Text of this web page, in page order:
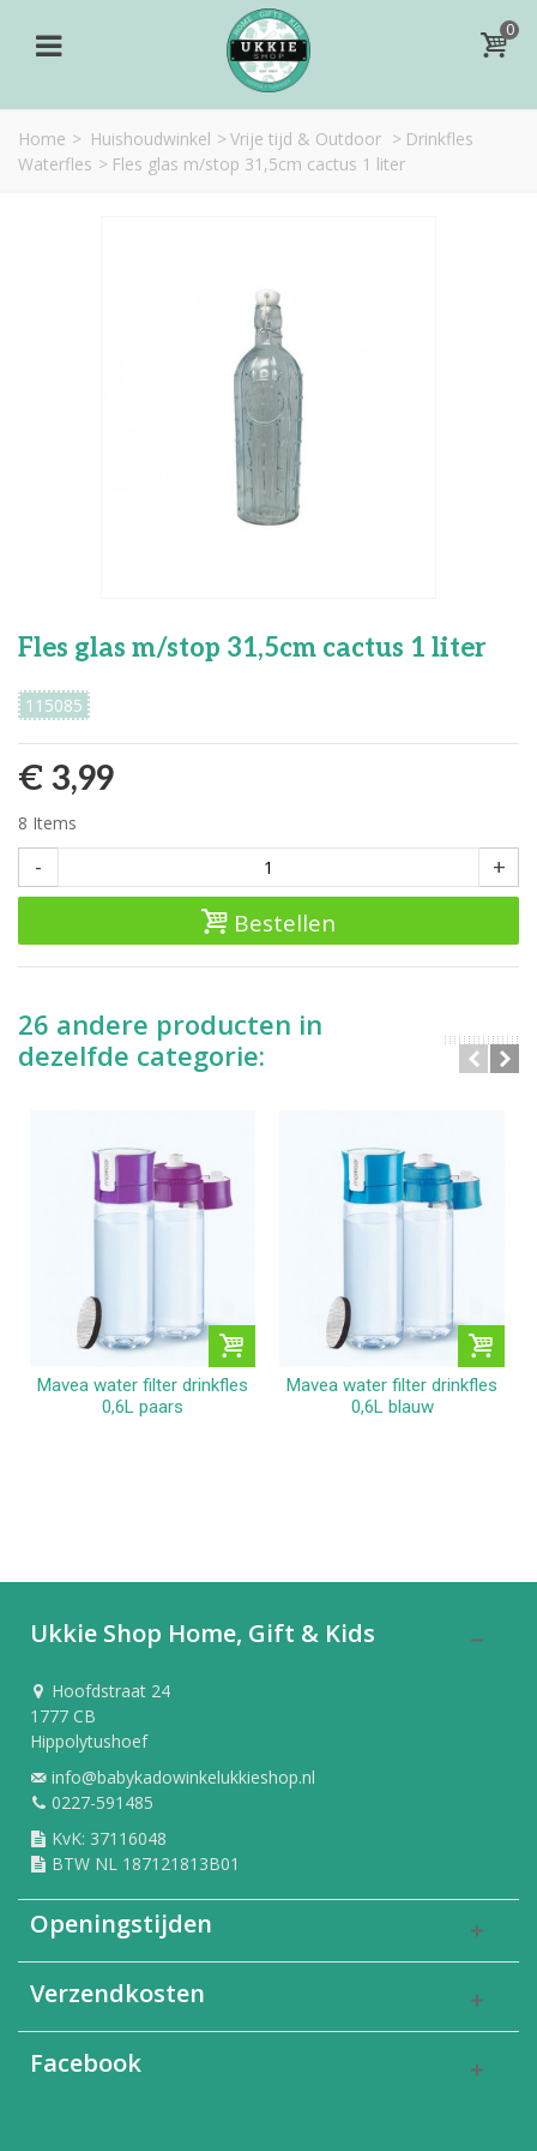
0
Home > Huishoudwinkel > Vrije tijd & Outdoor > Drinkfles
Waterfles > Fles glas m/stop 31,5cm cactus 1 liter
Fles glas m/stop 31,5cm cactus 1 liter
115085
€ 3,99
8 Items
- +
Bestellen
26 andere producten in
dezelfde categorie:
Mavea water filter drinkfles
0,6L paars
Mavea water filter drinkfles
0,6L blauw
Ukkie Shop Home, Gift & Kids
Hoofdstraat 24
1777 CB
Hippolytushoef
info@babykadowinkelukkieshop.nl
0227-591485
KvK: 37116048
BTW NL 187121813B01
Openingstijden
Verzendkosten
Facebook